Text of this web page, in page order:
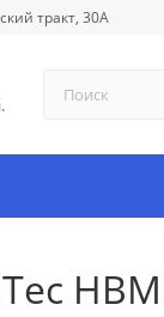
тракт, 30А